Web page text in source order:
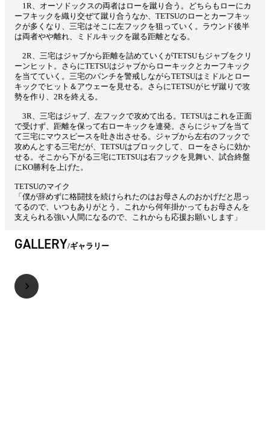
1R、オーソドックスの両者はローを蹴り合う。どちらもローにカ
ーフキックを織り交ぜて蹴り合うなか、TETSUのローとカーフキッ
クが多くなり、三宅はそこに左フックを狙っていく。ラウンド後半
は両者やや離れ、ミドルキックを蹴る距離となる。
2R、三宅はジャブから距離を詰めていくがTETSUもジャブをクリ
ーンヒット。さらにTETSUはジャブからローキックとカーフキック
を当てていく。三宅のパンチを警戒しながらTETSUはミドルとロー
キックでヒット＆アウェーを見せる。さらにTETSUがヒザ蹴りで攻
勢を作り、2Rを終える。
3R、三宅はジャブ、左フックで攻めて出る。TETSUはこれを正面
で受けず、距離を保って右ローキックを連発。さらにジャブを当て
て三宅にマウスピースを吐き出させる。ジャブから左右のフックで
攻めんとする三宅だが、TETSUはブロックして、ローをさらに効か
せる。そこから下がる三宅にTETSUは右フックを見舞い、試合終盤
にKO勝利を上げた。
TETSUのマイク
「僕が辞めずに格闘技を続けられたのはお母さんのおかげだと思っ
てるので、いつもありがとう。これから何年掛かってもお母さんを
支えられる強い人間になるので、これからも応援お願いします」
GALLERY ギャラリー